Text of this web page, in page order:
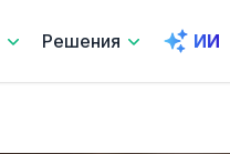
Решения ИИ